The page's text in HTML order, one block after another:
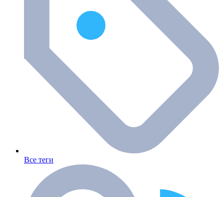
Все теги